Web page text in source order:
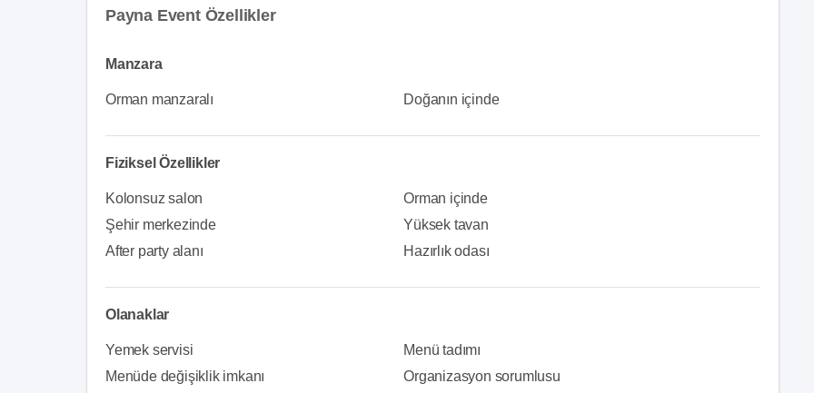
Payna Event Özellikler
Manzara
Orman manzaralı Doğanın içinde
Fiziksel Özellikler
Kolonsuz salon
Orman içinde
Şehir merkezinde
Yüksek tavan
After party alanı
Hazırlık odası
Olanaklar
Yemek servisi
Menü tadımı
Menüde değişiklik imkanı
Organizasyon sorumlusu